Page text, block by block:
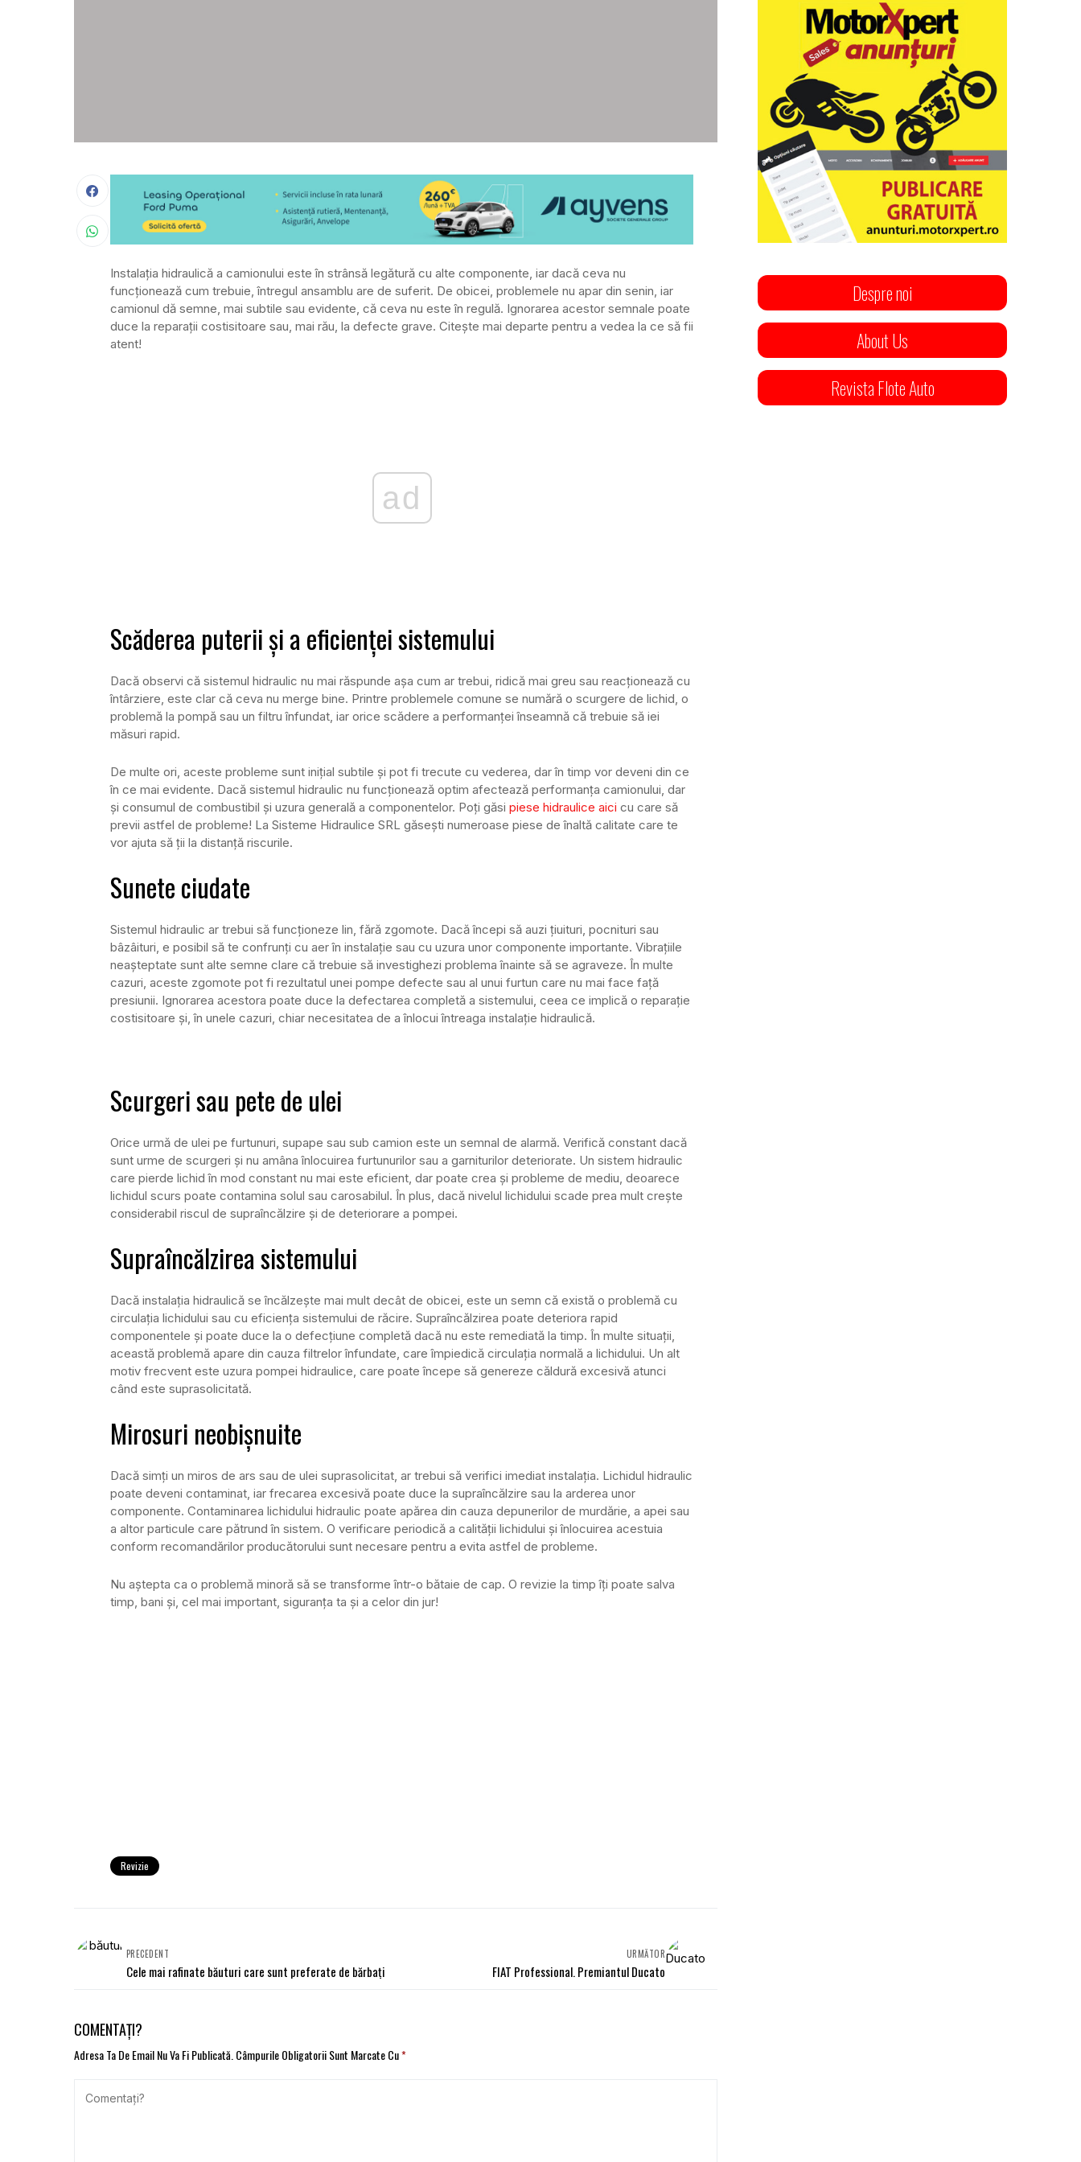
Instalația hidraulică a camionului este în strânsă legătură cu alte componente, iar dacă ceva nu
funcționează cum trebuie, întregul ansamblu are de suferit. De obicei, problemele nu apar din senin, iar
camionul dă semne, mai subtile sau evidente, că ceva nu este în regulă. Ignorarea acestor semnale poate
duce la reparații costisitoare sau, mai rău, la defecte grave. Citește mai departe pentru a vedea la ce să fii
atent!
ad
Scăderea puterii și a eficienței sistemului
Dacă observi că sistemul hidraulic nu mai răspunde așa cum ar trebui, ridică mai greu sau reacționează cu
întârziere, este clar că ceva nu merge bine. Printre problemele comune se numără o scurgere de lichid, o
problemă la pompă sau un filtru înfundat, iar orice scădere a performanței înseamnă că trebuie să iei
măsuri rapid.
De multe ori, aceste probleme sunt inițial subtile și pot fi trecute cu vederea, dar în timp vor deveni din ce
în ce mai evidente. Dacă sistemul hidraulic nu funcționează optim afectează performanța camionului, dar
și consumul de combustibil și uzura generală a componentelor. Poți găsi piese hidraulice aici cu care să
previi astfel de probleme! La Sisteme Hidraulice SRL găsești numeroase piese de înaltă calitate care te
vor ajuta să ții la distanță riscurile.
Sunete ciudate
Sistemul hidraulic ar trebui să funcționeze lin, fără zgomote. Dacă începi să auzi țiuituri, pocnituri sau
bâzâituri, e posibil să te confrunți cu aer în instalație sau cu uzura unor componente importante. Vibrațiile
neașteptate sunt alte semne clare că trebuie să investighezi problema înainte să se agraveze. În multe
cazuri, aceste zgomote pot fi rezultatul unei pompe defecte sau al unui furtun care nu mai face față
presiunii. Ignorarea acestora poate duce la defectarea completă a sistemului, ceea ce implică o reparație
costisitoare și, în unele cazuri, chiar necesitatea de a înlocui întreaga instalație hidraulică.
Scurgeri sau pete de ulei
Orice urmă de ulei pe furtunuri, supape sau sub camion este un semnal de alarmă. Verifică constant dacă
sunt urme de scurgeri și nu amâna înlocuirea furtunurilor sau a garniturilor deteriorate. Un sistem hidraulic
care pierde lichid în mod constant nu mai este eficient, dar poate crea și probleme de mediu, deoarece
lichidul scurs poate contamina solul sau carosabilul. În plus, dacă nivelul lichidului scade prea mult crește
considerabil riscul de supraîncălzire și de deteriorare a pompei.
Supraîncălzirea sistemului
Dacă instalația hidraulică se încălzește mai mult decât de obicei, este un semn că există o problemă cu
circulația lichidului sau cu eficiența sistemului de răcire. Supraîncălzirea poate deteriora rapid
componentele și poate duce la o defecțiune completă dacă nu este remediată la timp. În multe situații,
această problemă apare din cauza filtrelor înfundate, care împiedică circulația normală a lichidului. Un alt
motiv frecvent este uzura pompei hidraulice, care poate începe să genereze căldură excesivă atunci
când este suprasolicitată.
Mirosuri neobișnuite
Dacă simți un miros de ars sau de ulei suprasolicitat, ar trebui să verifici imediat instalația. Lichidul hidraulic
poate deveni contaminat, iar frecarea excesivă poate duce la supraîncălzire sau la arderea unor
componente. Contaminarea lichidului hidraulic poate apărea din cauza depunerilor de murdărie, a apei sau
a altor particule care pătrund în sistem. O verificare periodică a calității lichidului și înlocuirea acestuia
conform recomandărilor producătorului sunt necesare pentru a evita astfel de probleme.
Nu aștepta ca o problemă minoră să se transforme într-o bătaie de cap. O revizie la timp îți poate salva
timp, bani și, cel mai important, siguranța ta și a celor din jur!
Revizie
PRECEDENT
Cele mai rafinate băuturi care sunt preferate de bărbați
URMĂTOR
FIAT Professional. Premiantul Ducato
COMENTAȚI?
Adresa Ta De Email Nu Va Fi Publicată. Câmpurile Obligatorii Sunt Marcate Cu*
Despre noi
About Us
Revista Flote Auto